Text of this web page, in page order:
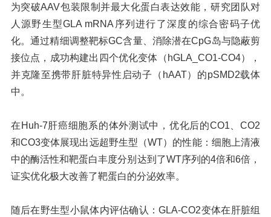
为突破AAV包装限制并最大化蛋白表达效能，研究团队对
人源野生型GLA mRNA序列进行了深度的综合密码子优
化。通过精细调整靶标GC含量、消除潜在CpG岛与隐蔽剪
接位点，成功构建出四个优化变体（hGLA_CO1-CO4），
并克隆至携带肝脏特异性启动子（hAAT）的pSMD2载体
中。
在Huh-7肝癌细胞系的体外测试中，优化后的CO1、CO2
和CO3变体展现出远超野生型（WT）的性能：细胞上清液
中的酶活性和靶蛋白丰度分别达到了WT序列的4倍和6倍，
证实优化极大改善了靶蛋白的分泌效率。
随后在野生型小鼠体内评估确认：GLA-CO2变体在肝脏组